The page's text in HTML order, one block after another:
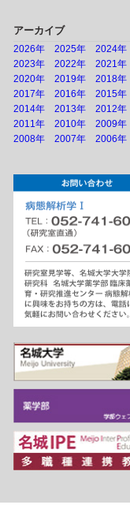
アーカイブ
2026年 2025年
2024年
2023年
2022年
2021年
2020年
2019年
2018年
2017年
2016年
2015年
2014年
2013年
2012年
2011年
2010年
2009年
2008年
2007年 2006年